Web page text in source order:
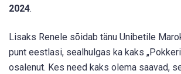
2024.
Lisaks Renele sõidab tänu Unibetile
punt eestlasi, sealhulgas ka kaks
osalenut. Kes need kaks olema saavad,